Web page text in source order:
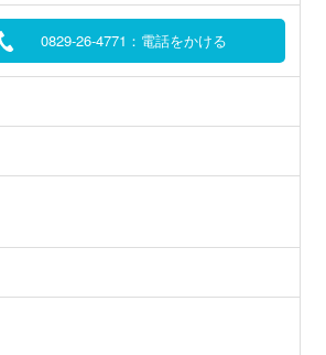
0829-26-4771：電話をかける